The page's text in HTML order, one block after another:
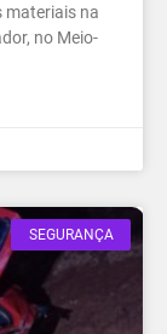
materiais na
no Meio-
SEGURANÇA